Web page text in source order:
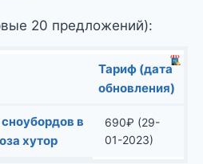
20 предложений):
Тариф (дата
обновления)
в
хутор
690₽ (29-
01-2023)